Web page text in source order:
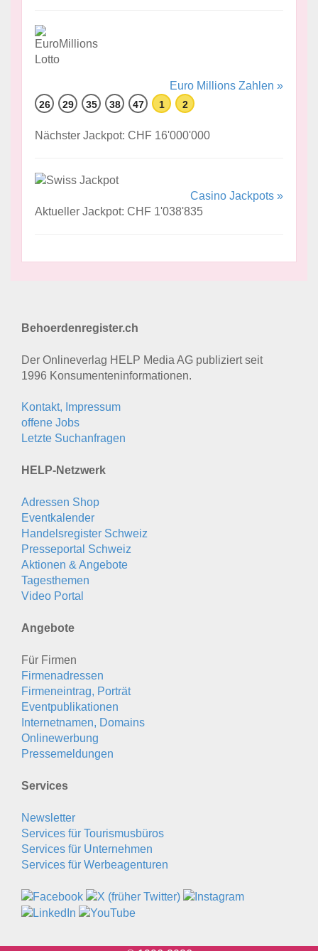
Euro Millions Zahlen »
26 29 35 38 47 1 2
Nächster Jackpot: CHF 16'000'000
Casino Jackpots »
Aktueller Jackpot: CHF 1'038'835
Behoerdenregister.ch
Der Onlineverlag HELP Media AG publiziert seit
1996 Konsumenten­informationen.
Kontakt, Impressum
offene Jobs
Letzte Suchanfragen
HELP-Netzwerk
Adressen Shop
Eventkalender
Handelsregister Schweiz
Presseportal Schweiz
Aktionen & Angebote
Tagesthemen
Video Portal
Angebote
Für Firmen
Firmenadressen
Firmeneintrag, Porträt
Eventpublikationen
Internetnamen, Domains
Onlinewerbung
Pressemeldungen
Services
Newsletter
Services für Tourismusbüros
Services für Unternehmen
Services für Werbeagenturen